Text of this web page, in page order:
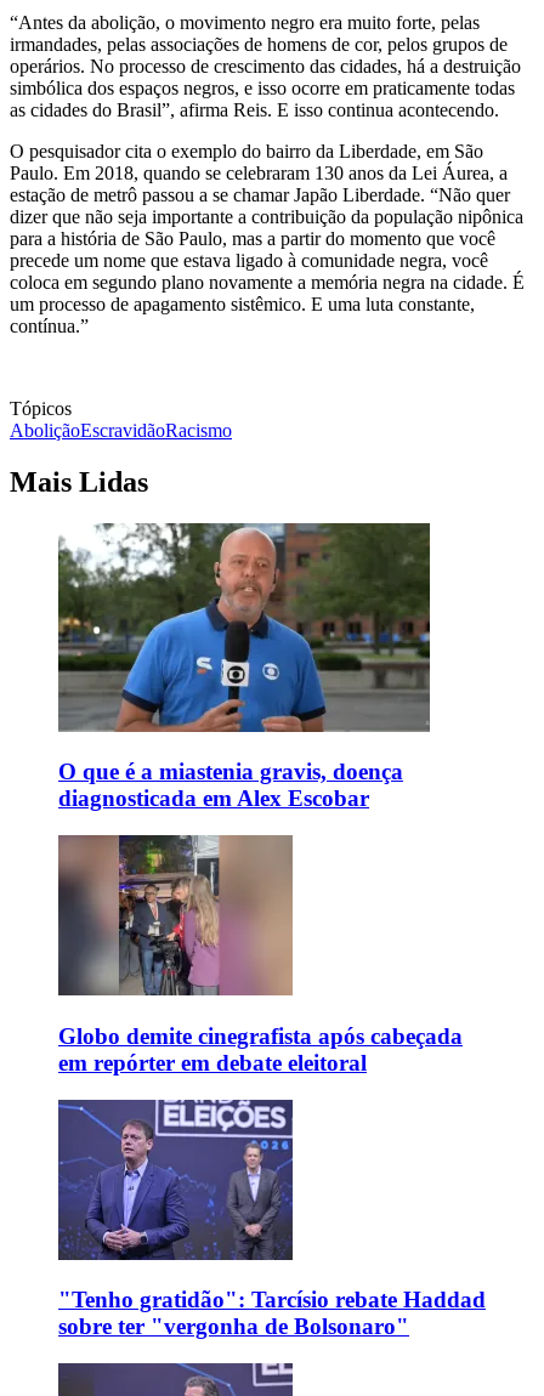
“Antes da abolição, o movimento negro era muito forte, pelas
irmandades, pelas associações de homens de cor, pelos grupos de
operários. No processo de crescimento das cidades, há a destruição
simbólica dos espaços negros, e isso ocorre em praticamente todas
as cidades do Brasil”, afirma Reis. E isso continua acontecendo.
O pesquisador cita o exemplo do bairro da Liberdade, em São
Paulo. Em 2018, quando se celebraram 130 anos da Lei Áurea, a
estação de metrô passou a se chamar Japão Liberdade. “Não quer
dizer que não seja importante a contribuição da população nipônica
para a história de São Paulo, mas a partir do momento que você
precede um nome que estava ligado à comunidade negra, você
coloca em segundo plano novamente a memória negra na cidade. É
um processo de apagamento sistêmico. E uma luta constante,
contínua.”
Tópicos
AboliçãoEscravidãoRacismo
Mais Lidas
O que é a miastenia gravis, doença
diagnosticada em Alex Escobar
Globo demite cinegrafista após cabeçada
em repórter em debate eleitoral
"Tenho gratidão": Tarcísio rebate Haddad
sobre ter "vergonha de Bolsonaro"